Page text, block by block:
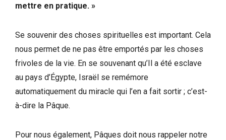
mettre en pratique. »
Se souvenir des choses spirituelles est important. Cela
nous permet de ne pas être emportés par les choses
frivoles de la vie. En se souvenant qu’Il a été esclave
au pays d’Égypte, Israël se remémore
automatiquement du miracle qui l’en a fait sortir ; c’est-
à-dire la Pâque.
Pour nous également, Pâques doit nous rappeler notre